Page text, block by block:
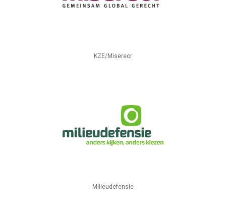
KZE/Misereor
Milieudefensie